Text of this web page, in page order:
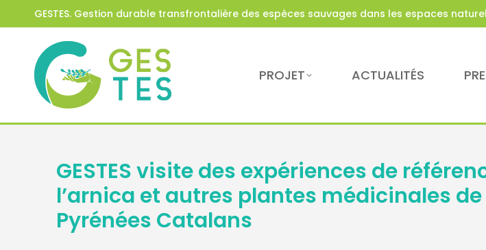
GESTES. Gestion durable transfrontalière des espèces sauvages dans les espaces
PROJET ACTUALITÉS
GESTES visite des expériences de
l’arnica et autres plantes médicinales
Pyrénées Catalans